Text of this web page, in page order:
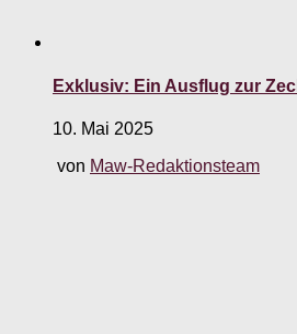
Exklusiv: Ein Ausflug zur
10. Mai 2025
von Maw-Redaktionsteam